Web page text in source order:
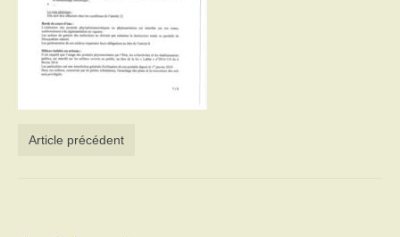
Contact
Heures d’ouverture
Démarches administratives
Article précédent